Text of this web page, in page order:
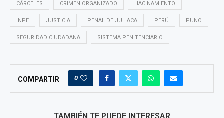
CÁRCELES CRIMEN ORGANIZADO HACINAMIENTO
INPE JUSTICIA PENAL DE JULIACA PERÚ PUNO
SEGURIDAD CIUDADANA SISTEMA PENITENCIARIO
COMPARTIR 0
TAMBIÉN TE PUEDE INTERESAR